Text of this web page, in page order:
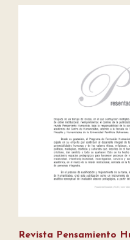
Revista Pensamiento